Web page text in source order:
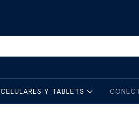
CELULARES Y TABLETS